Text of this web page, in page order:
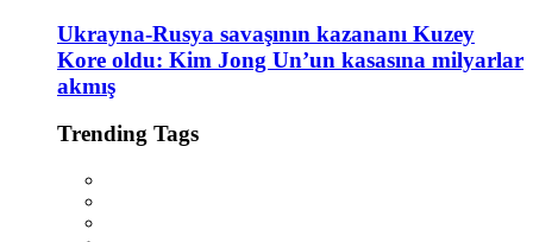
Ukrayna-Rusya savaşının kazananı Kuzey
Kore oldu: Kim Jong Un’un kasasına milyarlar
akmış
Trending Tags